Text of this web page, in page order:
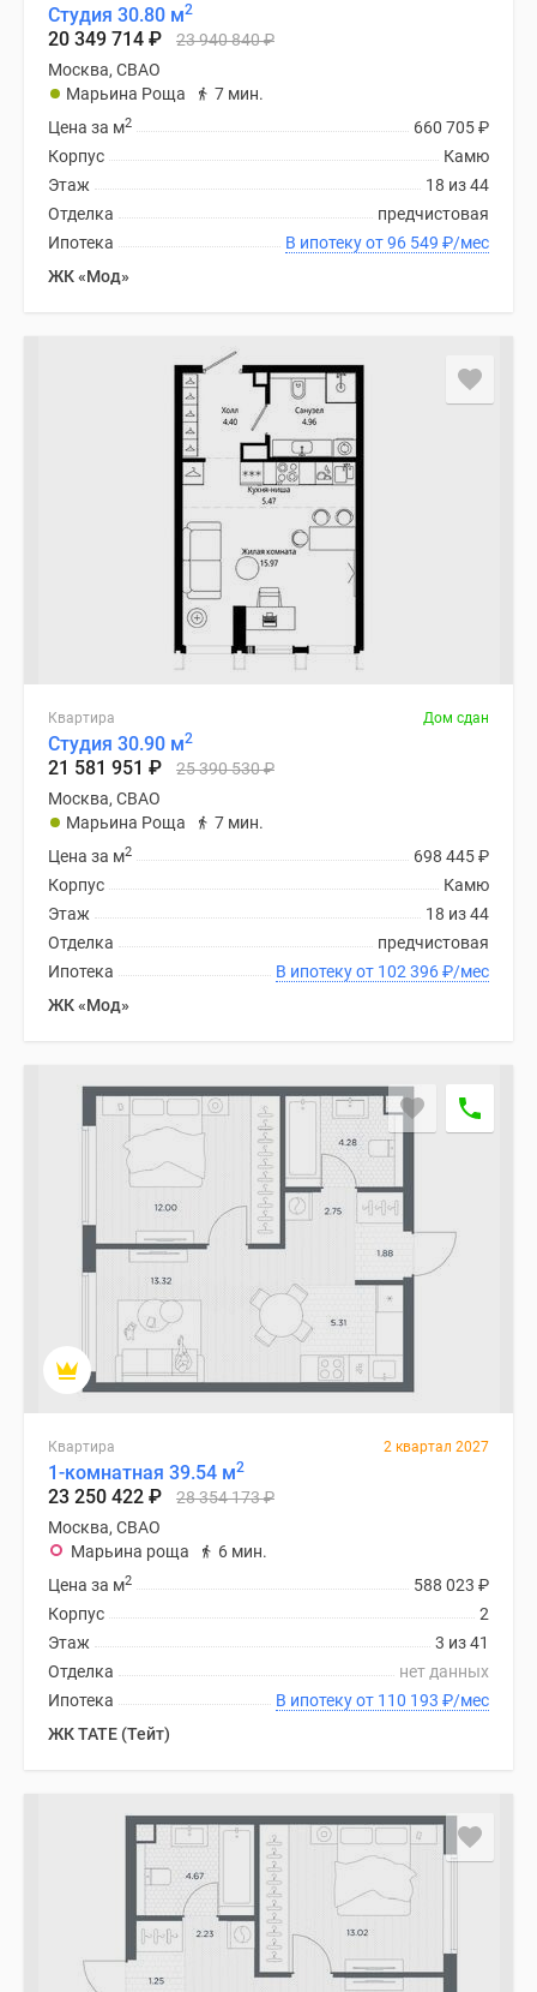
Студия 30.80 м2
20 349 714 ₽ 23 940 840₽
Москва, СВАО
Марьина Роща
7 мин.
660 705₽
Цена за м2
Камю
Корпус
18 из 44
Этаж
предчистовая
Отделка
В ипотеку от 96 549 ₽/мес
Ипотека
ЖК «Мод»
Квартира Дом сдан
Студия 30.90 м2
21 581 951 ₽ 25 390 530₽
Москва, СВАО
Марьина Роща
7 мин.
698 445₽
Цена за м2
Камю
Корпус
18 из 44
Этаж
предчистовая
Отделка
В ипотеку от 102 396₽/мес
Ипотека
ЖК «Мод»
Квартира 2 квартал 2027
1-комнатная 39.54 м2
23 250 422 ₽ 28 354 173₽
Москва, СВАО
Марьина роща
6 мин.
588 023 ₽
Цена за м2
2
Корпус
3 из 41
Этаж
нет данных
Отделка
В ипотеку от 110 193 ₽/мес
Ипотека
ЖК TATE (Тейт)